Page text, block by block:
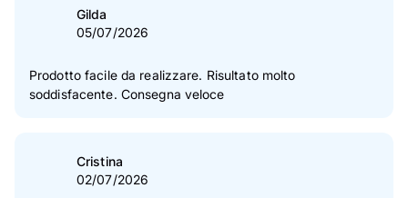
Gilda
05/07/2026
Prodotto facile da realizzare. Risultato molto
soddisfacente. Consegna veloce
Cristina
02/07/2026